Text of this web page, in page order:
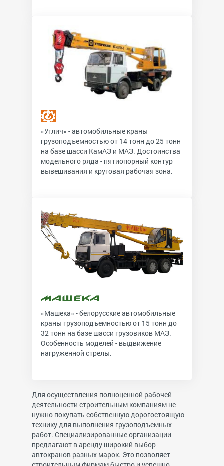
«Углич» - автомобильные краны
грузоподъемностью от 14 тонн до 25 тонн
на базе шасси КамАЗ и МАЗ. Достоинства
модельного ряда - пятиопорный контур
вывешивания и круговая рабочая зона.
«Машека» - белорусские автомобильные
краны грузоподъемностью от 15 тонн до
32 тонн на базе шасси грузовиков МАЗ.
Особенность моделей - выдвижение
нагруженной стрелы.
Для осуществления полноценной рабочей
деятельности строительным компаниям не
нужно покупать собственную дорогостоящую
технику для выполнения грузоподъемных
работ. Специализированные организации
предлагают в аренду широкий выбор
автокранов разных марок. Это позволяет